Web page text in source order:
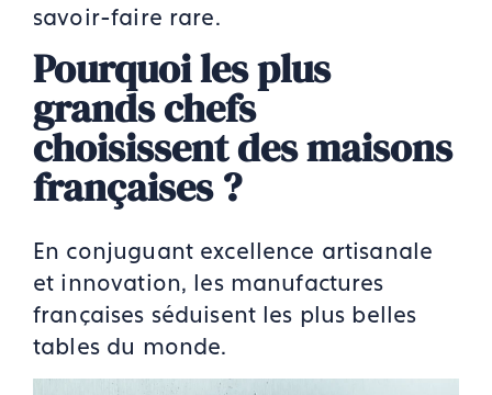
savoir-faire rare.
Pourquoi les plus
grands chefs
choisissent des maisons
françaises ?
En conjuguant excellence artisanale
et innovation, les manufactures
françaises séduisent les plus belles
tables du monde.